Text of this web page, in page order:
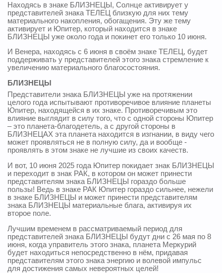
Находясь в знаке БЛИЗНЕЦЫ, Солнце активирует у
представителей знака ТЕЛЕЦ близкую для них тему
материального накопления, обогащения. Эту же тему
активирует и Юпитер, который находится в знаке
БЛИЗНЕЦЫ уже около года и покинет его только 10 июня.
И Венера, находясь с 6 июня в своём знаке ТЕЛЕЦ, будет
поддерживать у представителей этого знака стремление к
увеличению материального благосостояния.
БЛИЗНЕЦЫ
Представители знака БЛИЗНЕЦЫ уже на протяжении
целого года испытывают противоречивое влияние планеты
Юпитер, находящейся в их знаке. Противоречивым это
влияние выглядит в силу того, что с одной стороны Юпитер
– это планета-благодетель, а с другой стороны в
БЛИЗНЕЦАХ эта планета находится в изгнании, в виду чего
может проявляться не в полную силу, да и вообще -
проявлять в этом знаке не лучшие из своих качеств.
И вот, 10 июня 2025 года Юпитер покидает знак БЛИЗНЕЦЫ
и переходит в знак РАК, в котором он может принести
представителям знака БЛИЗНЕЦЫ гораздо больше
пользы! Ведь в знаке РАК Юпитер гораздо сильнее, нежели
в знаке БЛИЗНЕЦЫ и может принести представителям
знака БЛИЗНЕЦЫ материальные блага, активируя их
второе поле.
Лучшим временем в рассматриваемый период для
представителей знака БЛИЗНЕЦЫ будут дни с 26 мая по 8
июня, когда управитель этого знака, планета Меркурий
будет находиться непосредственно в нём, придавая
представителям этого знака энергию и волевой импульс
для достижения самых невероятных целей!